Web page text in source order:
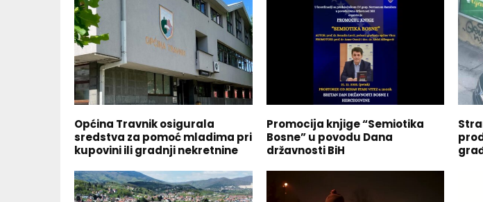
Općina Travnik osigurala
sredstva za pomoć mladima pri
kupovini ili gradnji nekretnine
Promocija knjige “Semiotika
Bosne” u povodu Dana
državnosti BiH